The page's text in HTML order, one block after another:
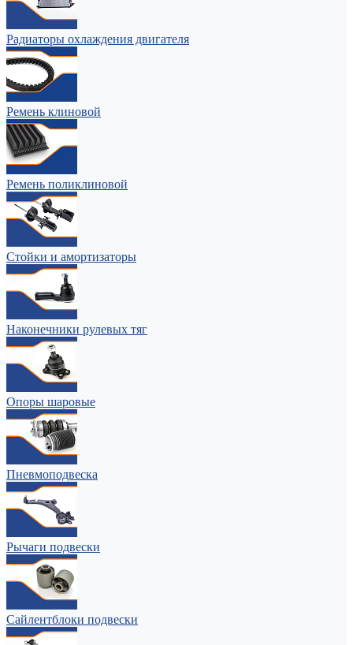
Радиаторы охлаждения двигателя
Ремень клиновой
Ремень поликлиновой
Стойки и амортизаторы
Наконечники рулевых тяг
Опоры шаровые
Пневмоподвеска
Рычаги подвески
Сайлентблоки подвески